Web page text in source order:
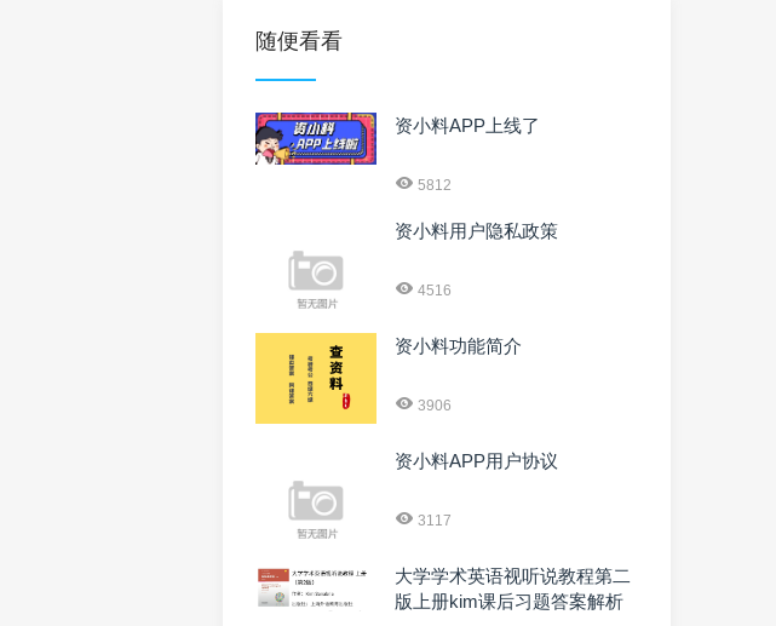
随便看看
资小料APP上线了
5812
资小料用户隐私政策
4516
资小料功能简介
3906
资小料APP用户协议
3117
大学学术英语视听说教程第二
版上册kim课后习题答案解析